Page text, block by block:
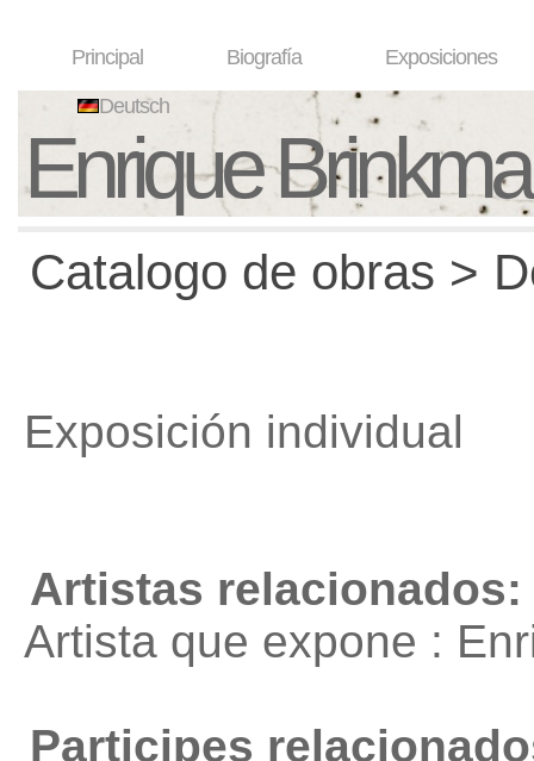
Principal Biografía Exposiciones
Deutsch
Enrique
Catalogo de obras >
Exposición individual
Artistas relacionados:
Artista que expone :
Participes